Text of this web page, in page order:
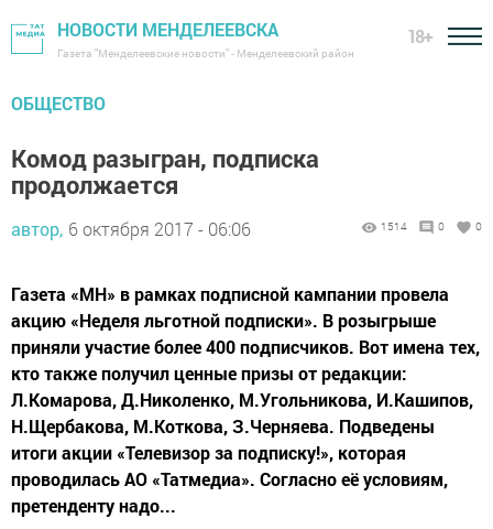
НОВОСТИ МЕНДЕЛЕЕВСКА
Газета "Менделеевские новости" - Менделеевский район
18+
ОБЩЕСТВО
Комод разыгран, подписка
продолжается
автор, 6 октября 2017 - 06:06 1514 0 0
Газета «МН» в рамках подписной кампании провела
акцию «Неделя льготной подписки». В розыгрыше
приняли участие более 400 подписчиков. Вот имена тех,
кто также получил ценные призы от редакции:
Л.Комарова, Д.Николенко, М.Угольникова, И.Кашипов,
Н.Щербакова, М.Коткова, З.Черняева. Подведены
итоги акции «Телевизор за подписку!», которая
проводилась АО «Татмедиа». Согласно её условиям,
претенденту надо...